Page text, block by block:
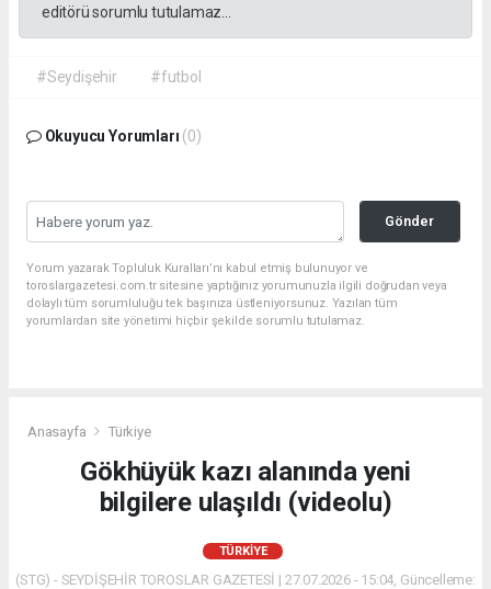
editörü sorumlu tutulamaz...
#Seydişehir #futbol
Okuyucu Yorumları (0)
Gönder
Yorum yazarak Topluluk Kuralları’nı kabul etmiş bulunuyor ve
toroslargazetesi.com.tr sitesine yaptığınız yorumunuzla ilgili doğrudan veya
dolaylı tüm sorumluluğu tek başınıza üstleniyorsunuz. Yazılan tüm
yorumlardan site yönetimi hiçbir şekilde sorumlu tutulamaz.
Anasayfa Türkiye
Gökhüyük kazı alanında yeni
bilgilere ulaşıldı (videolu)
TÜRKIYE
(STG) - SEYDİŞEHİR TOROSLAR GAZETESİ | 27.07.2026 - 15:04, Güncelleme: